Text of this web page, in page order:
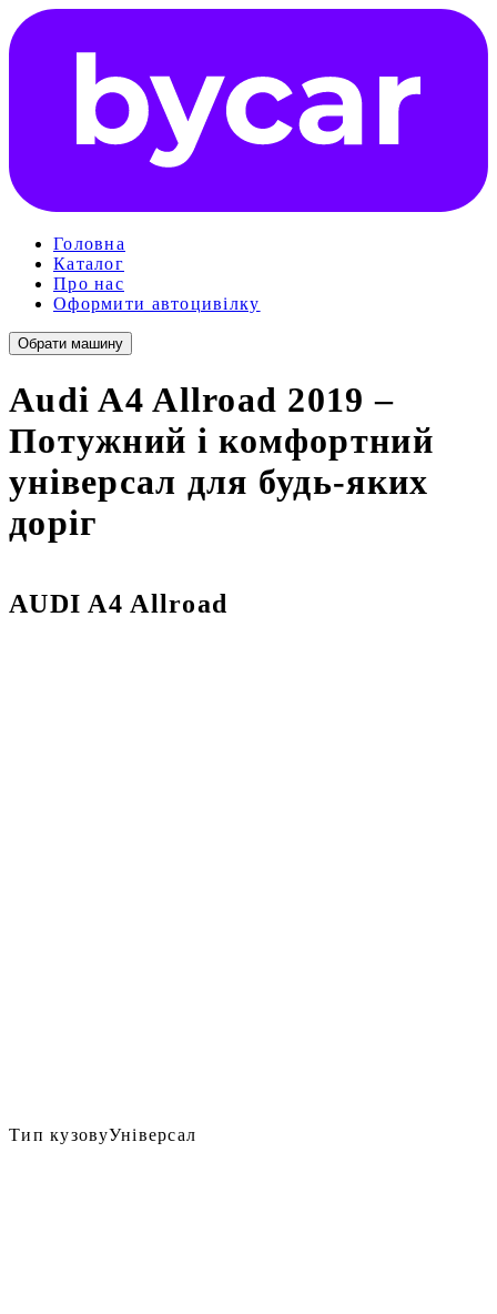
Головна
Каталог
Про нас
Оформити автоцивілку
Обрати машину
Audi A4 Allroad 2019 –
Потужний і комфортний
універсал для будь-яких
доріг
AUDI A4 Allroad
Тип кузовуУніверсал